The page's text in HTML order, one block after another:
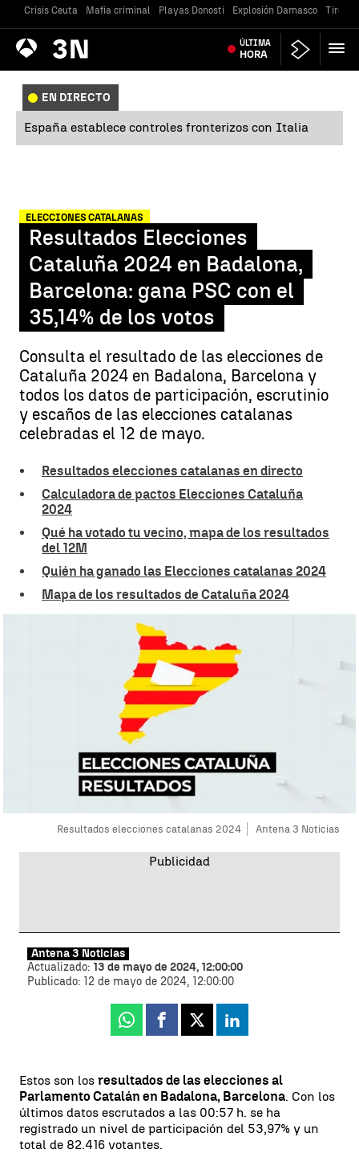
Crisis Ceuta Mafia criminal Playas Donosti Explosión Damasco Tiroteo
Antena
3 Noticias ÚLTIMA
HORA
EN DIRECTO
España establece controles fronterizos con Italia
ELECCIONES CATALANAS
Resultados Elecciones
Cataluña 2024 en Badalona,
Barcelona: gana PSC con el
35,14% de los votos
Consulta el resultado de las elecciones de
Cataluña 2024 en Badalona, Barcelona y
todos los datos de participación, escrutinio
y escaños de las elecciones catalanas
celebradas el 12 de mayo.
Resultados elecciones catalanas en directo
Calculadora de pactos Elecciones Cataluña
2024
Qué ha votado tu vecino, mapa de los resultados
del 12M
Quién ha ganado las Elecciones catalanas 2024
Mapa de los resultados de Cataluña 2024
Resultados elecciones catalanas 2024 Antena 3 Noticias
Antena 3 Noticias
Actualizado: 13 de mayo de 2024, 12:00:00
Publicado: 12 de mayo de 2024, 12:00:00
Whatsapp
Facebook
X Linkedin
Estos son los resultados de las elecciones al
Parlamento Catalán en Badalona, Barcelona. Con los
últimos datos escrutados a las 00:57 h. se ha
registrado un nivel de participación del 53,97% y un
total de 82.416 votantes.